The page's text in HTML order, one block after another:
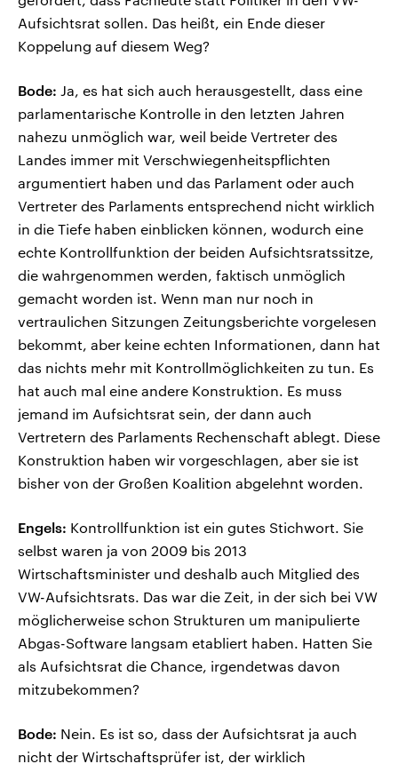
Aufsichtsrat sollen. Das heißt, ein Ende dieser
Koppelung auf diesem Weg?
Bode: Ja, es hat sich auch herausgestellt, dass eine
parlamentarische Kontrolle in den letzten Jahren
nahezu unmöglich war, weil beide Vertreter des
Landes immer mit Verschwiegenheitspflichten
argumentiert haben und das Parlament oder auch
Vertreter des Parlaments entsprechend nicht wirklich
in die Tiefe haben einblicken können, wodurch eine
echte Kontrollfunktion der beiden Aufsichtsratssitze,
die wahrgenommen werden, faktisch unmöglich
gemacht worden ist. Wenn man nur noch in
vertraulichen Sitzungen Zeitungsberichte vorgelesen
bekommt, aber keine echten Informationen, dann hat
das nichts mehr mit Kontrollmöglichkeiten zu tun. Es
hat auch mal eine andere Konstruktion. Es muss
jemand im Aufsichtsrat sein, der dann auch
Vertretern des Parlaments Rechenschaft ablegt. Diese
Konstruktion haben wir vorgeschlagen, aber sie ist
bisher von der Großen Koalition abgelehnt worden.
Engels: Kontrollfunktion ist ein gutes Stichwort. Sie
selbst waren ja von 2009 bis 2013
Wirtschaftsminister und deshalb auch Mitglied des
VW-Aufsichtsrats. Das war die Zeit, in der sich bei VW
möglicherweise schon Strukturen um manipulierte
Abgas-Software langsam etabliert haben. Hatten Sie
als Aufsichtsrat die Chance, irgendetwas davon
mitzubekommen?
Bode: Nein. Es ist so, dass der Aufsichtsrat ja auch
nicht der Wirtschaftsprüfer ist, der wirklich